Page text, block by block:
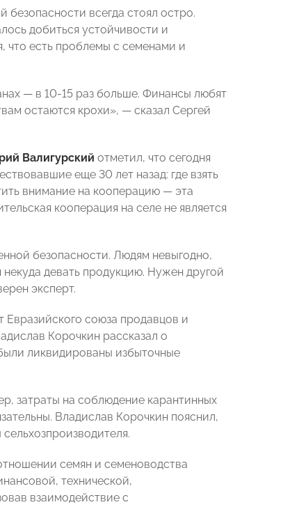
всегда стоял остро.
добиться устойчивости и
что есть проблемы с семенами и
— в 10-15 раз больше. Финансы любят
остаются крохи», — сказал Сергей
Валигурский отметил, что сегодня
еще 30 лет назад: где взять
внимание на кооперацию — эта
кооперация на селе не является
безопасности. Людям невыгодно,
девать продукцию. Нужен другой
эксперт.
союза продавцов и
Корочкин рассказал о
ликвидированы избыточные
затраты на соблюдение карантинных
Владислав Корочкин пояснил,
семян и семеноводства
технической,
взаимодействие с